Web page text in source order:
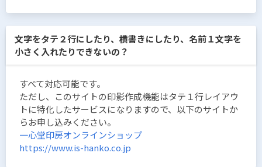
文字をタテ２行にしたり、横書きにしたり、名前１文字を
小さく入れたりできないの？
すべて対応可能です。
ただし、このサイトの印影作成機能はタテ１行レイアウ
トに特化したサービスになりますので、以下のサイトか
らお申し込みください。
一心堂印房オンラインショップ
https://www.is-hanko.co.jp